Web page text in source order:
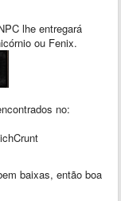
lhe entregará
ou Fenix.
no:
baixas, então boa